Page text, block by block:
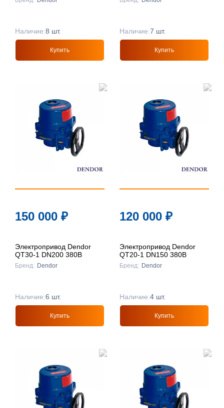
Наличие:8 шт.
Купить
Наличие:7 шт.
Купить
150 000 ₽
Электропривод Dendor
QT30-1 DN200 380В
Бренд: Dendor
Наличие:6 шт.
Купить
120 000 ₽
Электропривод Dendor
QT20-1 DN150 380В
Бренд: Dendor
Наличие:4 шт.
Купить